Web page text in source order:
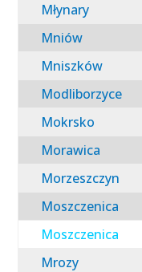
Młynary
Mniów
Mniszków
Modliborzyce
Mokrsko
Morawica
Morzeszczyn
Moszczenica
Moszczenica
Mrozy